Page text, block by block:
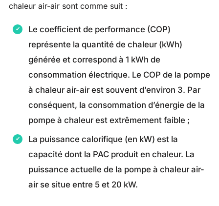
chaleur air-air sont comme suit :
Le coefficient de performance (COP)
représente la quantité de chaleur (kWh)
générée et correspond à 1 kWh de
consommation électrique. Le COP de la pompe
à chaleur air-air est souvent d’environ 3. Par
conséquent, la consommation d’énergie de la
pompe à chaleur est extrêmement faible ;
La puissance calorifique (en kW) est la
capacité dont la PAC produit en chaleur. La
puissance actuelle de la pompe à chaleur air-
air se situe entre 5 et 20 kW.